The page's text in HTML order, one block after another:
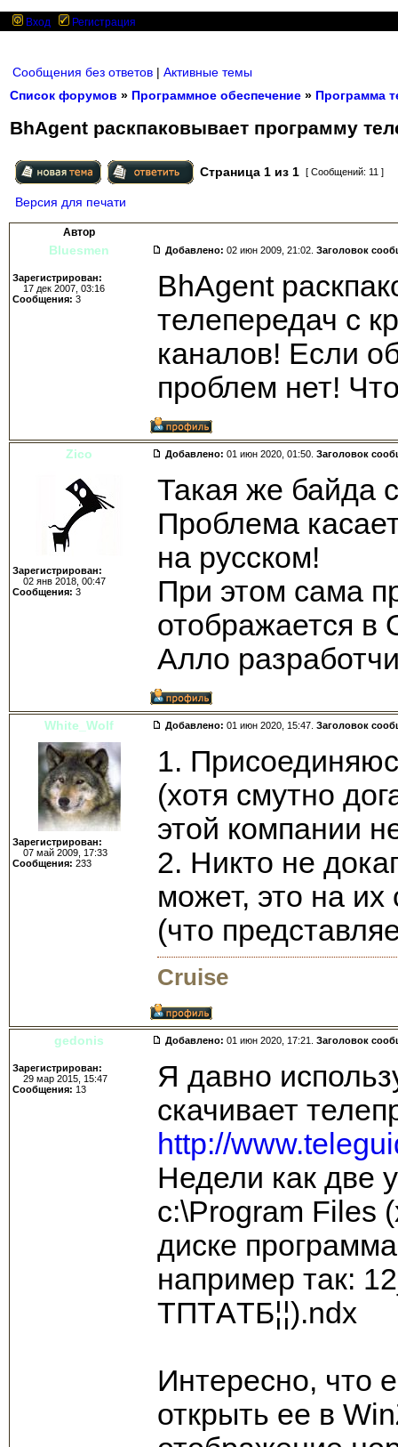
Вход Регистрация
Сообщения без ответов | Активные темы
Список форумов » Программное обеспечение » Программа
BhAgent раскпаковывает программу
Страница 1 из 1 [ Сообщений: 11 ]
Версия для печати
Автор
Bluesmen Добавлено: 02 июн 2009, 21:02. Заголовок
Зарегистрирован:
17 дек 2007, 03:16
Сообщения: 3
BhAgent
телепередач с
каналов! Если
проблем нет!
Zico Добавлено: 01 июн 2020, 01:50. Заголовок
Зарегистрирован:
02 янв 2018, 00:47
Сообщения: 3
Такая же байда
Проблема
на русском!
При этом сама
отображается
Алло
White_Wolf Добавлено: 01 июн 2020, 15:47. Заголовок
Зарегистрирован:
07 май 2009, 17:33
Сообщения: 233
1.
(хотя смутно
этой компании
2. Никто не
может, это на
(что
Cruise
gedonis Добавлено: 01 июн 2020, 17:21. Заголовок
Зарегистрирован:
29 мар 2015, 15:47
Сообщения: 13
Я давно
скачивает
http://
Недели как две
c:\Program Files
диске
например так:
TПTАTБ¦¦).ndx
Интересно, что
открыть ее в